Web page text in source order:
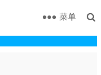
菜单